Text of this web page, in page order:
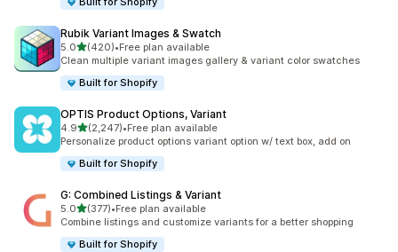
Rubik Variant Images & Swatch
5.0별 5개 중
(420)
총 리뷰 420개
•Free plan available
Clean multiple variant images gallery & variant color swatches
Built for Shopify
OPTIS Product Options, Variant
4.9별 5개 중
(2,247)
총 리뷰 2247개
•Free plan available
Personalize product options variant option w/ text box, add on
Built for Shopify
G: Combined Listings & Variant
5.0별 5개 중
(377)
총 리뷰 377개
•Free plan available
Combine listings and customize variants for a better shopping
Built for Shopify